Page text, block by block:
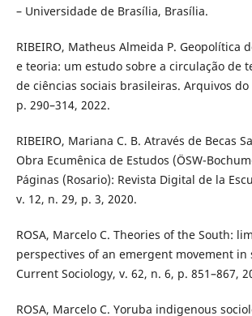
– Universidade de Brasília, Brasília.
RIBEIRO, Matheus Almeida P. Geopolítica
e teoria: um estudo sobre a circulação de
de ciências sociais brasileiras. Arquivos do
p. 290–314, 2022.
RIBEIRO, Mariana C. B. Através de Becas
Obra Ecumênica de Estudos (ÖSW-
Páginas (Rosario): Revista Digital de la
v. 12, n. 29, p. 3, 2020.
ROSA, Marcelo C. Theories of the South:
perspectives of an emergent movement in
Current Sociology, v. 62, n. 6, p. 851–867,
ROSA, Marcelo C. Yoruba indigenous